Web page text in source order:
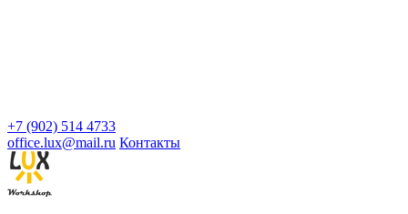
+7 (902) 514 4733
office.lux@mail.ru Контакты